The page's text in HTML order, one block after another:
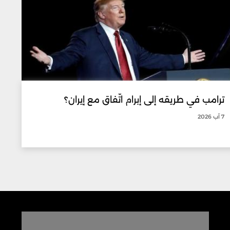
ترامب في طريقه إلى إبرام اتّفاق مع إيران؟
7 آب 2026